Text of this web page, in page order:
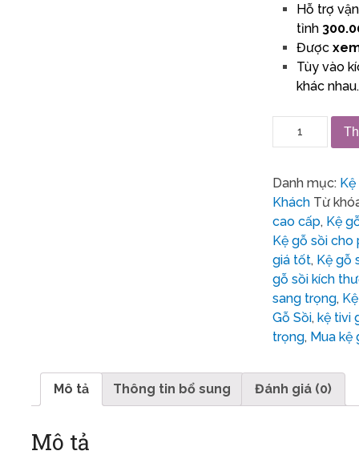
Hỗ trợ
tỉnh
Được
Tùy vào
khác nhau.
Danh mục: Kệ
Khách Từ
cao cấp, Kệ
Kệ gỗ sồi cho
giá tốt, Kệ gỗ
gỗ sồi kích
sang trọng,
Gỗ Sồi, kệ tivi
trọng, Mua kệ
Mô tả Thông tin bổ sung Đánh giá (0)
Mô tả